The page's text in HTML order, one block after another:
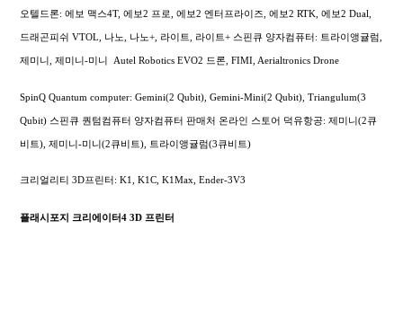
오텔드론: 에보 맥스4T, 에보2 프로, 에보2 엔터프라이즈, 에보2 RTK, 에보2 Dual,
드래곤피쉬 VTOL, 나노, 나노+, 라이트, 라이트+ 스핀큐 양자컴퓨터: 트라이앵귤럼,
제미니, 제미니-미니 Autel Robotics EVO2 드론, FIMI, Aerialtronics Drone
SpinQ Quantum computer: Gemini(2 Qubit), Gemini-Mini(2 Qubit), Triangulum(3
Qubit) 스핀큐 퀀텀컴퓨터 양자컴퓨터 판매처 온라인 스토어 덕유항공: 제미니(2큐
비트), 제미니-미니(2큐비트), 트라이앵귤럼(3큐비트)
크리얼리티 3D프린터: K1, K1C, K1Max, Ender-3V3
플래시포지 크리에이터4 3D 프린터